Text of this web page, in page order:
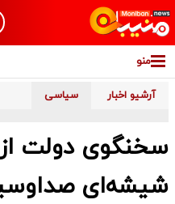
منو
آرشیو اخبار سیاسی
سخنگوی دولت
شیشه‌ای